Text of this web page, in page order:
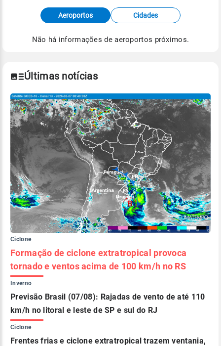
Fonte: dados combinados de estações
meteorológicas e satélite do Centro de Previsão
de Tempo e Estudos Climáticos (CPTEC).
Aeroportos Cidades
Não há informações de aeroportos próximos.
Últimas notícias
Ciclone
Formação de ciclone extratropical provoca
tornado e ventos acima de 100 km/h no RS
Inverno
Previsão Brasil (07/08): Rajadas de vento de até 110
km/h no litoral e leste de SP e sul do RJ
Ciclone
Frentes frias e ciclone extratropical trazem ventania,